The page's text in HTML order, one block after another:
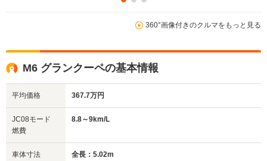
燃費
駆動方式
└市街地:5.6～
└郊外:9.2～9.4km/L
└高速道路:10.9～
11.2km/L
360°画像付きのクルマをもっと見る
M6 グランクーペの基本情報
平均価格 367.7万円
JC08モード
燃費
8.8～9km/L
車体寸法
全長：5.02m